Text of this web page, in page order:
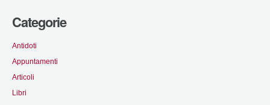
Categorie
Antidoti
Appuntamenti
Articoli
Libri